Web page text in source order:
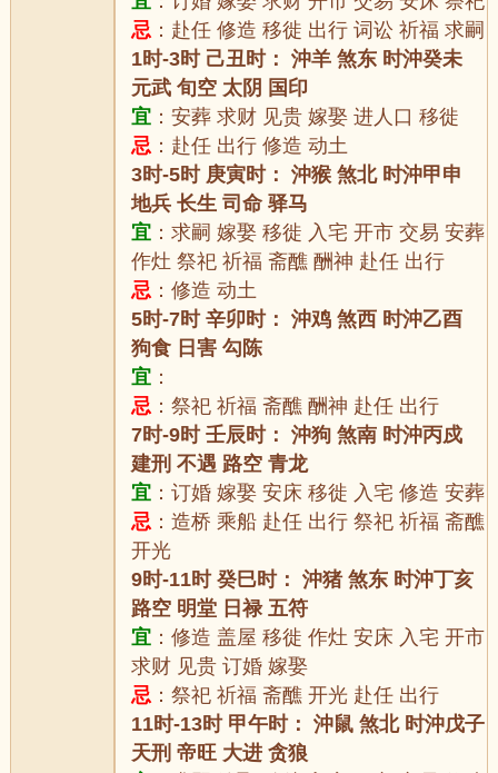
忌 ：赴任 修造 移徙 出行 词讼 祈福 求嗣
1时-3时 己丑时： 沖羊 煞东 时沖癸未
元武 旬空 太阴 国印
宜 ：安葬 求财 见贵 嫁娶 进人口 移徙
忌 ：赴任 出行 修造 动土
3时-5时 庚寅时： 沖猴 煞北 时沖甲申
地兵 长生 司命 驿马
宜 ：求嗣 嫁娶 移徙 入宅 开市 交易 安葬
作灶 祭祀 祈福 斋醮 酬神 赴任 出行
忌 ：修造 动土
5时-7时 辛卯时： 沖鸡 煞西 时沖乙酉
狗食 日害 勾陈
宜 ：
忌 ：祭祀 祈福 斋醮 酬神 赴任 出行
7时-9时 壬辰时： 沖狗 煞南 时沖丙戍
建刑 不遇 路空 青龙
宜 ：订婚 嫁娶 安床 移徙 入宅 修造 安葬
忌 ：造桥 乘船 赴任 出行 祭祀 祈福 斋醮
开光
9时-11时 癸巳时： 沖猪 煞东 时沖丁亥
路空 明堂 日禄 五符
宜 ：修造 盖屋 移徙 作灶 安床 入宅 开市
求财 见贵 订婚 嫁娶
忌 ：祭祀 祈福 斋醮 开光 赴任 出行
11时-13时 甲午时： 沖鼠 煞北 时沖戊子
天刑 帝旺 大进 贪狼